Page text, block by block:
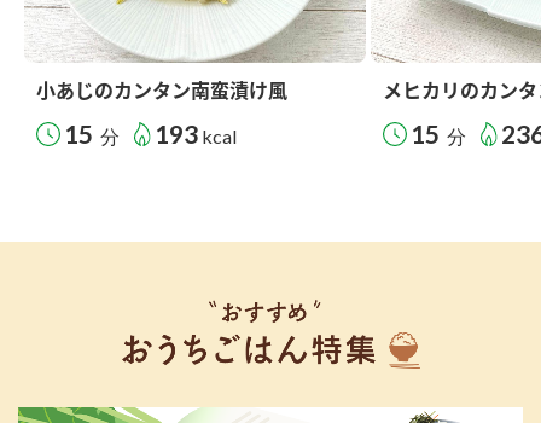
小あじのカンタン南蛮漬け風
15 分 193 kcal
メヒカリのカン
15 分